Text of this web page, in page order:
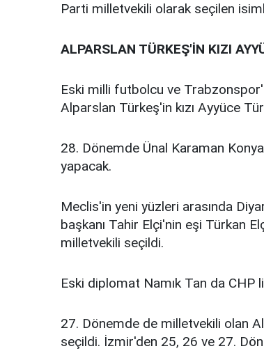
Parti milletvekili olarak seçilen
ALPARSLAN TÜRKEŞ'İN KIZI
Eski milli futbolcu ve
Alparslan Türkeş'in kızı Ayyüce
28. Dönemde Ünal Karaman
yapacak.
Meclis'in yeni yüzleri arasında
başkanı Tahir Elçi'nin eşi Türkan
milletvekili seçildi.
Eski diplomat Namık Tan da CHP
27. Dönemde de milletvekili olan
seçildi. İzmir'den 25, 26 ve 27.